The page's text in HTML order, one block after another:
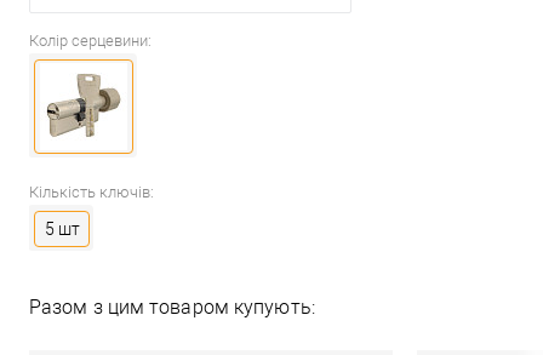
Колір серцевини:
Кількість ключів:
5 шт
Разом з цим товаром купують: